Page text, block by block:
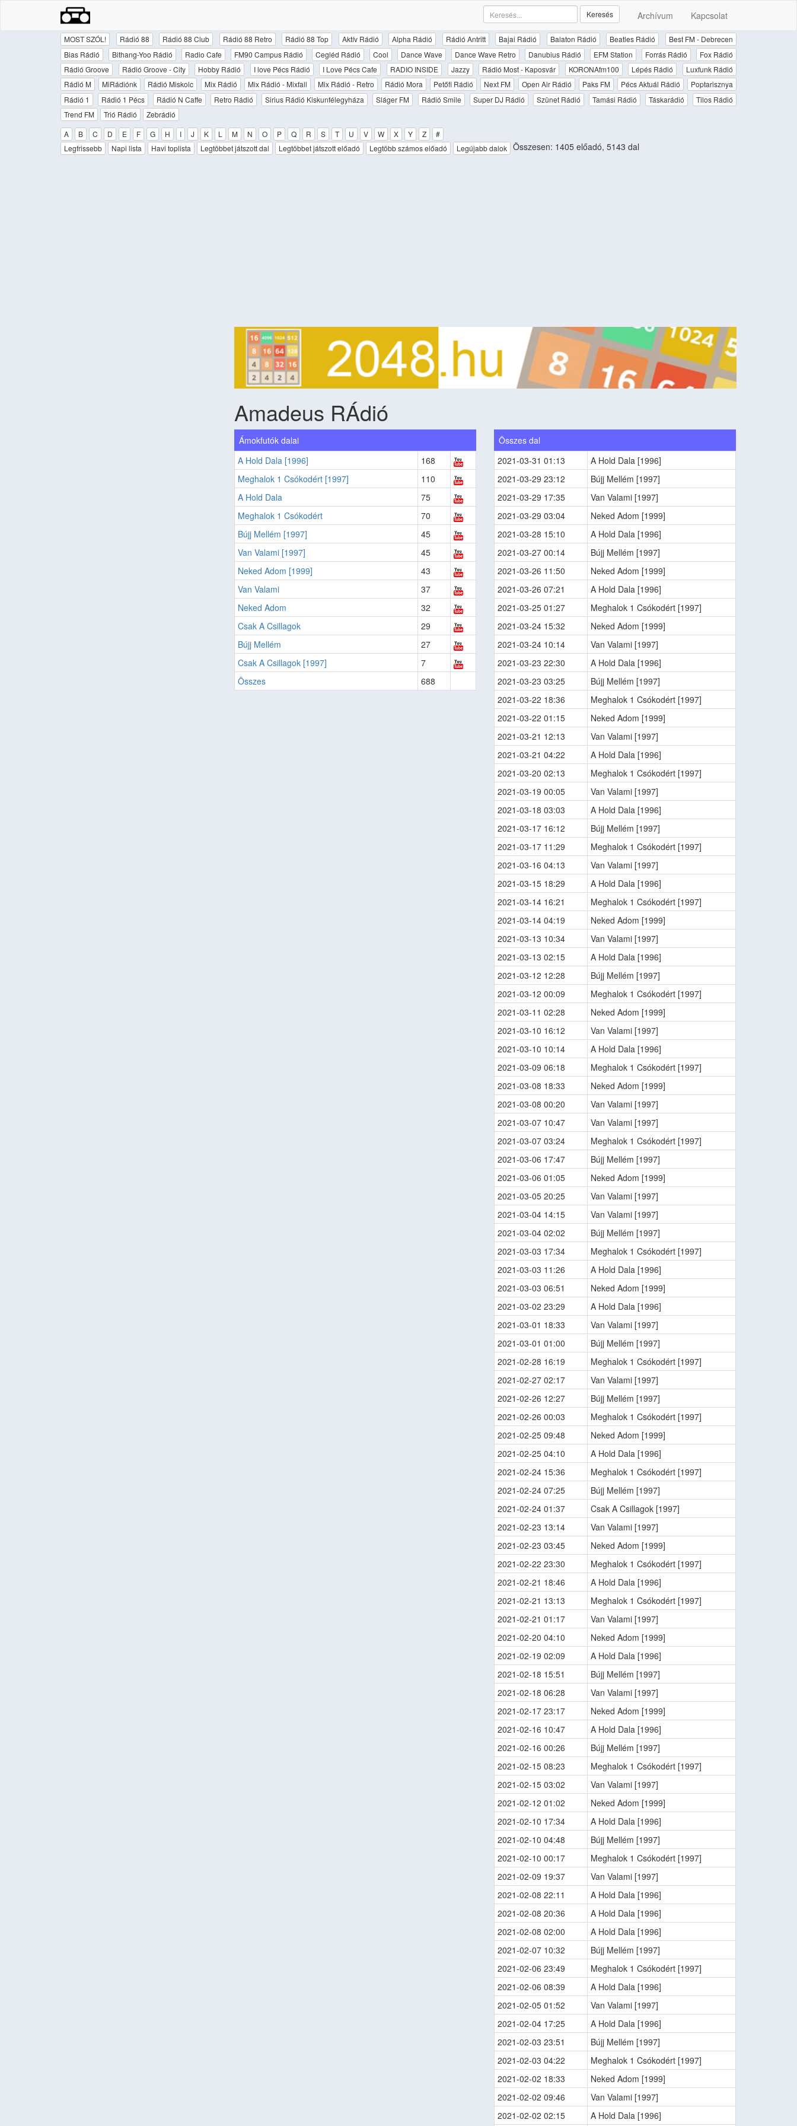
Archívum Kapcsolat
Keresés
MOST SZÓL! Rádió 88 Rádió 88 Club Rádió 88 Retro Rádió 88 Top Aktív Rádió Alpha Rádió Rádió Antritt Bajai Rádió Balaton Rádió Beatles Rádió
Best FM - Debrecen
Bias Rádió
Bithang-Yoo Rádió Radio Cafe FM90 Campus Rádió Cegléd Rádió Cool Dance Wave Dance Wave Retro Danubius Rádió EFM Station Forrás Rádió
Fox Rádió
Rádió Groove
Rádió Groove - City Hobby Rádió I love Pécs Rádió I Love Pécs Cafe RADIO INSIDE Jazzy Rádió Most - Kaposvár KORONAfm100 Lépés Rádió
Luxfunk Rádió
Rádió M
MiRádiónk Rádió Miskolc Mix Rádió Mix Rádió - Mixfall Mix Rádió - Retro Rádió Mora Petőfi Rádió Next FM Open Air Rádió Paks FM Pécs Aktuál Rádió
Poptarisznya
Rádió 1
Rádió 1 Pécs Rádió N Caffe Retro Rádió Sirius Rádió Kiskunfélegyháza Sláger FM Rádió Smile Super DJ Rádió Szünet Rádió Tamási Rádió Táskarádió
Tilos Rádió
Trend FM
Trió Rádió
Zebrádió
A
B C D E F G H I J K L M N O P Q R S T U V W X Y Z
#
Legfrissebb
Napi lista Havi toplista Legtöbbet játszott dal Legtöbbet játszott előadó Legtöbb számos előadó Legújabb dalok Összesen: 1405 előadó, 5143 dal
Amadeus RÁdió
Ámokfutók dalai
A Hold Dala [1996]
168
Meghalok 1 Csókodért [1997]
110
A Hold Dala
75
Meghalok 1 Csókodért
70
Bújj Mellém [1997]
45
Van Valami [1997]
45
Neked Adom [1999]
43
Van Valami
37
Neked Adom
32
Csak A Csillagok
29
Bújj Mellém
27
Csak A Csillagok [1997]
7
Összes
688
Összes dal
2021-03-31 01:13
A Hold Dala [1996]
2021-03-29 23:12
Bújj Mellém [1997]
2021-03-29 17:35
Van Valami [1997]
2021-03-29 03:04
Neked Adom [1999]
2021-03-28 15:10
A Hold Dala [1996]
2021-03-27 00:14
Bújj Mellém [1997]
2021-03-26 11:50
Neked Adom [1999]
2021-03-26 07:21
A Hold Dala [1996]
2021-03-25 01:27
Meghalok 1 Csókodért [1997]
2021-03-24 15:32
Neked Adom [1999]
2021-03-24 10:14
Van Valami [1997]
2021-03-23 22:30
A Hold Dala [1996]
2021-03-23 03:25
Bújj Mellém [1997]
2021-03-22 18:36
Meghalok 1 Csókodért [1997]
2021-03-22 01:15
Neked Adom [1999]
2021-03-21 12:13
Van Valami [1997]
2021-03-21 04:22
A Hold Dala [1996]
2021-03-20 02:13
Meghalok 1 Csókodért [1997]
2021-03-19 00:05
Van Valami [1997]
2021-03-18 03:03
A Hold Dala [1996]
2021-03-17 16:12
Bújj Mellém [1997]
2021-03-17 11:29
Meghalok 1 Csókodért [1997]
2021-03-16 04:13
Van Valami [1997]
2021-03-15 18:29
A Hold Dala [1996]
2021-03-14 16:21
Meghalok 1 Csókodért [1997]
2021-03-14 04:19
Neked Adom [1999]
2021-03-13 10:34
Van Valami [1997]
2021-03-13 02:15
A Hold Dala [1996]
2021-03-12 12:28
Bújj Mellém [1997]
2021-03-12 00:09
Meghalok 1 Csókodért [1997]
2021-03-11 02:28
Neked Adom [1999]
2021-03-10 16:12
Van Valami [1997]
2021-03-10 10:14
A Hold Dala [1996]
2021-03-09 06:18
Meghalok 1 Csókodért [1997]
2021-03-08 18:33
Neked Adom [1999]
2021-03-08 00:20
Van Valami [1997]
2021-03-07 10:47
Van Valami [1997]
2021-03-07 03:24
Meghalok 1 Csókodért [1997]
2021-03-06 17:47
Bújj Mellém [1997]
2021-03-06 01:05
Neked Adom [1999]
2021-03-05 20:25
Van Valami [1997]
2021-03-04 14:15
Van Valami [1997]
2021-03-04 02:02
Bújj Mellém [1997]
2021-03-03 17:34
Meghalok 1 Csókodért [1997]
2021-03-03 11:26
A Hold Dala [1996]
2021-03-03 06:51
Neked Adom [1999]
2021-03-02 23:29
A Hold Dala [1996]
2021-03-01 18:33
Van Valami [1997]
2021-03-01 01:00
Bújj Mellém [1997]
2021-02-28 16:19
Meghalok 1 Csókodért [1997]
2021-02-27 02:17
Van Valami [1997]
2021-02-26 12:27
Bújj Mellém [1997]
2021-02-26 00:03
Meghalok 1 Csókodért [1997]
2021-02-25 09:48
Neked Adom [1999]
2021-02-25 04:10
A Hold Dala [1996]
2021-02-24 15:36
Meghalok 1 Csókodért [1997]
2021-02-24 07:25
Bújj Mellém [1997]
2021-02-24 01:37
Csak A Csillagok [1997]
2021-02-23 13:14
Van Valami [1997]
2021-02-23 03:45
Neked Adom [1999]
2021-02-22 23:30
Meghalok 1 Csókodért [1997]
2021-02-21 18:46
A Hold Dala [1996]
2021-02-21 13:13
Meghalok 1 Csókodért [1997]
2021-02-21 01:17
Van Valami [1997]
2021-02-20 04:10
Neked Adom [1999]
2021-02-19 02:09
A Hold Dala [1996]
2021-02-18 15:51
Bújj Mellém [1997]
2021-02-18 06:28
Van Valami [1997]
2021-02-17 23:17
Neked Adom [1999]
2021-02-16 10:47
A Hold Dala [1996]
2021-02-16 00:26
Bújj Mellém [1997]
2021-02-15 08:23
Meghalok 1 Csókodért [1997]
2021-02-15 03:02
Van Valami [1997]
2021-02-12 01:02
Neked Adom [1999]
2021-02-10 17:34
A Hold Dala [1996]
2021-02-10 04:48
Bújj Mellém [1997]
2021-02-10 00:17
Meghalok 1 Csókodért [1997]
2021-02-09 19:37
Van Valami [1997]
2021-02-08 22:11
A Hold Dala [1996]
2021-02-08 20:36
A Hold Dala [1996]
2021-02-08 02:00
A Hold Dala [1996]
2021-02-07 10:32
Bújj Mellém [1997]
2021-02-06 23:49
Meghalok 1 Csókodért [1997]
2021-02-06 08:39
A Hold Dala [1996]
2021-02-05 01:52
Van Valami [1997]
2021-02-04 17:25
A Hold Dala [1996]
2021-02-03 23:51
Bújj Mellém [1997]
2021-02-03 04:22
Meghalok 1 Csókodért [1997]
2021-02-02 18:33
Neked Adom [1999]
2021-02-02 09:46
Van Valami [1997]
2021-02-02 02:15
A Hold Dala [1996]